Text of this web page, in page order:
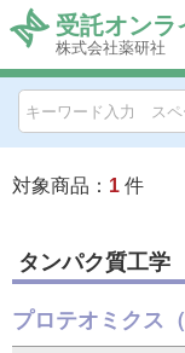
受託オンラ
株式会社薬研社
対象商品： 1 件
タンパク質工学
プロテオミクス
HOME
キャンペーン情
製品カテゴリー